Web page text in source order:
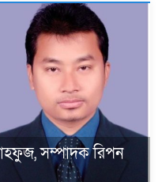
সম্পাদক রিপন